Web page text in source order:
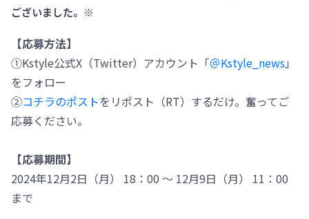
ございました。※
【応募方法】
①Kstyle公式X（Twitter）アカウント「＠Kstyle_news」
をフォロー
②コチラのポストをリポスト（RT）するだけ。奮ってご
応募ください。
【応募期間】
2024年12月2日（月） 18：00 ～ 12月9日（月） 11：00
まで